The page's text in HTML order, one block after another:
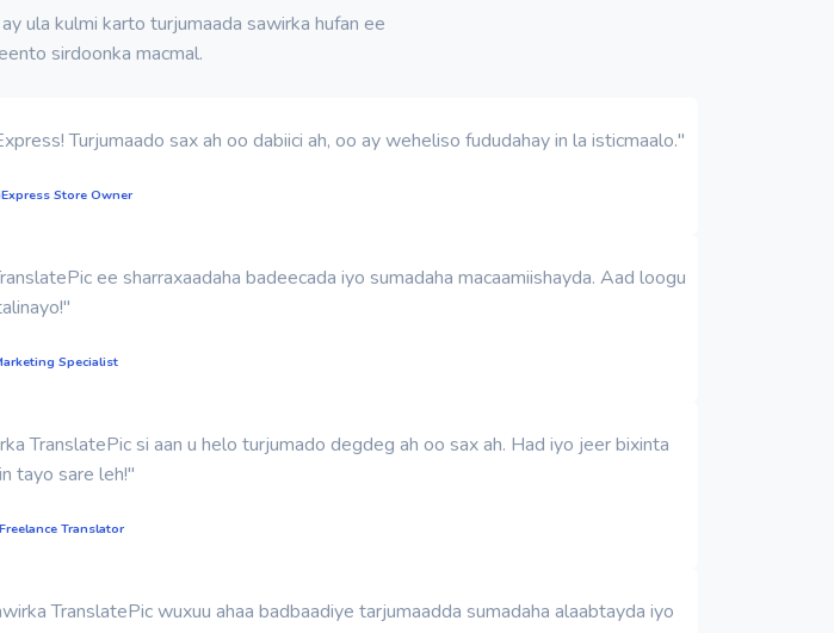
ula kulmi karto turjumaada sawirka hufan ee
sirdoonka macmal.
Turjumaado sax ah oo dabiici ah, oo ay weheliso fududahay in la isticmaalo."
Store Owner
ee sharraxaadaha badeecada iyo sumadaha macaamiishayda. Aad loogu
Specialist
TranslatePic si aan u helo turjumado degdeg ah oo sax ah. Had iyo jeer bixinta
tayo sare leh!"
Translator
TranslatePic wuxuu ahaa badbaadiye tarjumaadda sumadaha alaabtayda iyo